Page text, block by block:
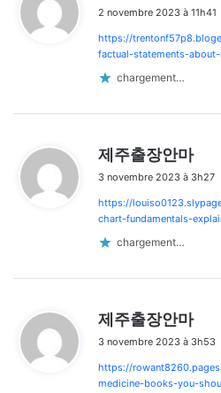
t
:
2 novembre 2023 à 11h41
https://
factual-statements-
chargement…
제주출장안마
t
:
3 novembre 2023 à 3h27
https://
chart-fundamentals-
chargement…
제주출장안마
t
:
3 novembre 2023 à 3h53
https://
medicine-books-you-